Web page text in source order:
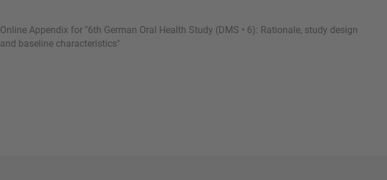
Online Appendix for "6th German Oral Health Study (DMS • 6): Rationale, study design
and baseline characteristics"